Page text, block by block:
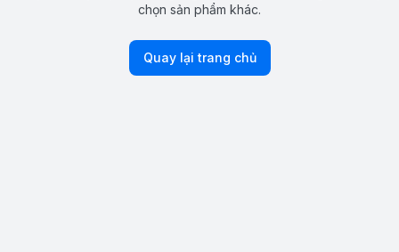
chọn sản phẩm khác.
Quay lại trang chủ